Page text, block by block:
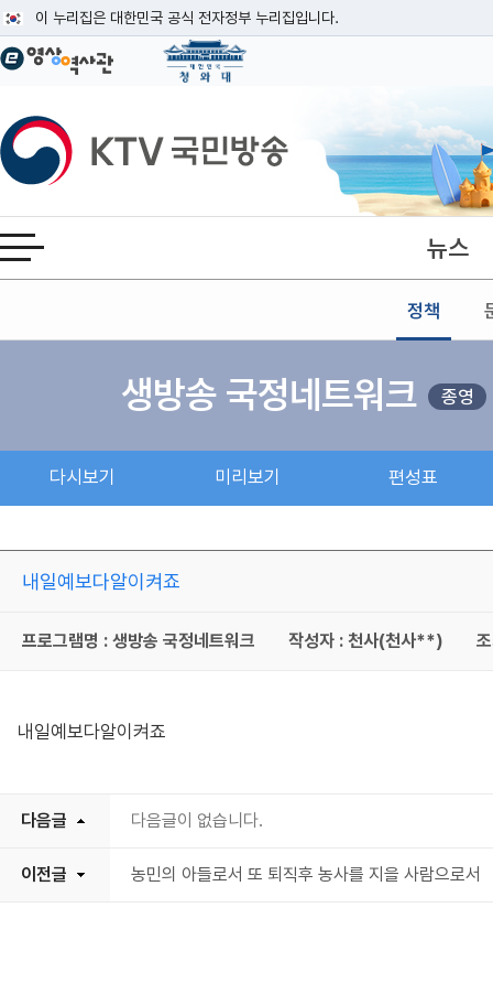
이 누리집은 대한민국 공식 전자정부 누리집입니다.
공식 누리집 주소 확인하기
이밖에 or.kr 또는 .kr등 다른 도메인 주소를 사용하고 있다면 아래 URL에서
운영중인 공식 누리집보기
KTV국민방송
전체메뉴 열기 뉴스
정책
본문
생방송 국정네트워크 종영
다시보기 미리보기 편성표
내일예보다알이켜죠
프로그램명 : 생방송 국정네트워크 작성자 : 천사(천사**)
내일예보다알이켜죠
다음글 다음글이 없습니다.
이전글 농민의 아들로서 또 퇴직후 농사를 지을 사람으로서